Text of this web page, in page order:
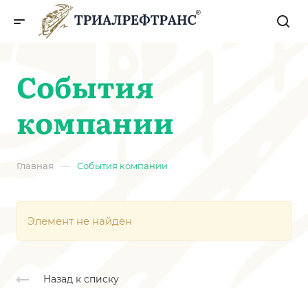
События
компании
Главная — События компании
Элемент не найден
Назад к списку